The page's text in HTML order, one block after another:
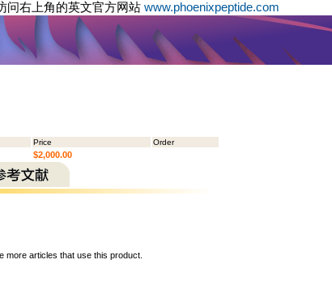
问右上角的英文官方网站 www.phoenixpeptide.com
Price
Order
$2,000.00
more articles that use this product.